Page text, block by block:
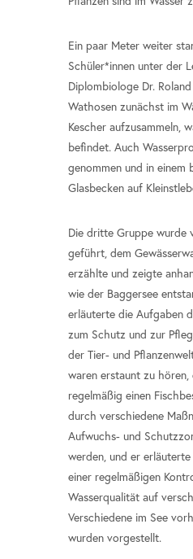
Ein paar Meter weiter
Schüler*innen unter der
Diplombiologe Dr.
Wathosen zunächst im
Kescher aufzusammeln,
befindet. Auch
genommen und in einem
Glasbecken auf
Die dritte Gruppe wurde
geführt, dem
erzählte und zeigte
wie der Baggersee
erläuterte die Aufgaben
zum Schutz und zur
der Tier- und
waren erstaunt zu hören,
regelmäßig einen
durch verschiedene
Aufwuchs- und
werden, und er
einer regelmäßigen
Wasserqualität auf
Verschiedene im See
wurden vorgestellt.